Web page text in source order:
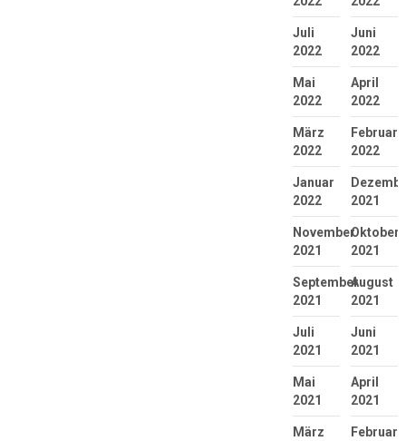
Juli
2022
Juni
2022
Mai
2022
April
2022
März
2022
Februar
2022
Januar
2022
2021
November
2021
Oktober
2021
September
2021
August
2021
Juli
2021
Juni
2021
Mai
2021
April
2021
März
Februar